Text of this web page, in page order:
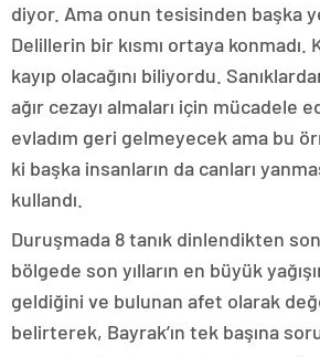
diyor. Ama onun tesisinden başka
Delillerin bir kısmı ortaya
kayıp olacağını biliyordu.
ağır cezayı almaları için mücadele
evladım geri gelmeyecek ama bu
ki başka insanların da canları
kullandı.
Duruşmada 8 tanık dinlendikten
bölgede son yılların en büyük
geldiğini ve bulunan afet olarak
belirterek, Bayrak’ın tek başına